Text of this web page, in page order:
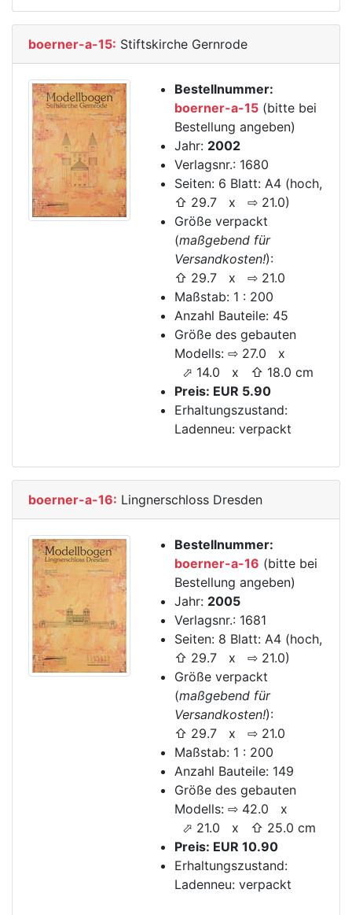
boerner-a-15: Stiftskirche Gernrode
Bestellnummer:
boerner-a-15 (bitte bei
Bestellung angeben)
Jahr: 2002
Verlagsnr.: 1680
Seiten: 6 Blatt: A4 (hoch,
⇧ 29.7 x ⇨ 21.0)
Größe verpackt
(maßgebend für
Versandkosten!):
⇧ 29.7 x ⇨ 21.0
Maßstab: 1 : 200
Anzahl Bauteile: 45
Größe des gebauten
Modells: ⇨ 27.0 x
⬀ 14.0 x ⇧ 18.0 cm
Preis: EUR 5.90
Erhaltungszustand:
Ladenneu: verpackt
boerner-a-16: Lingnerschloss Dresden
Bestellnummer:
boerner-a-16 (bitte bei
Bestellung angeben)
Jahr: 2005
Verlagsnr.: 1681
Seiten: 8 Blatt: A4 (hoch,
⇧ 29.7 x ⇨ 21.0)
Größe verpackt
(maßgebend für
Versandkosten!):
⇧ 29.7 x ⇨ 21.0
Maßstab: 1 : 200
Anzahl Bauteile: 149
Größe des gebauten
Modells: ⇨ 42.0 x
⬀ 21.0 x ⇧ 25.0 cm
Preis: EUR 10.90
Erhaltungszustand:
Ladenneu: verpackt